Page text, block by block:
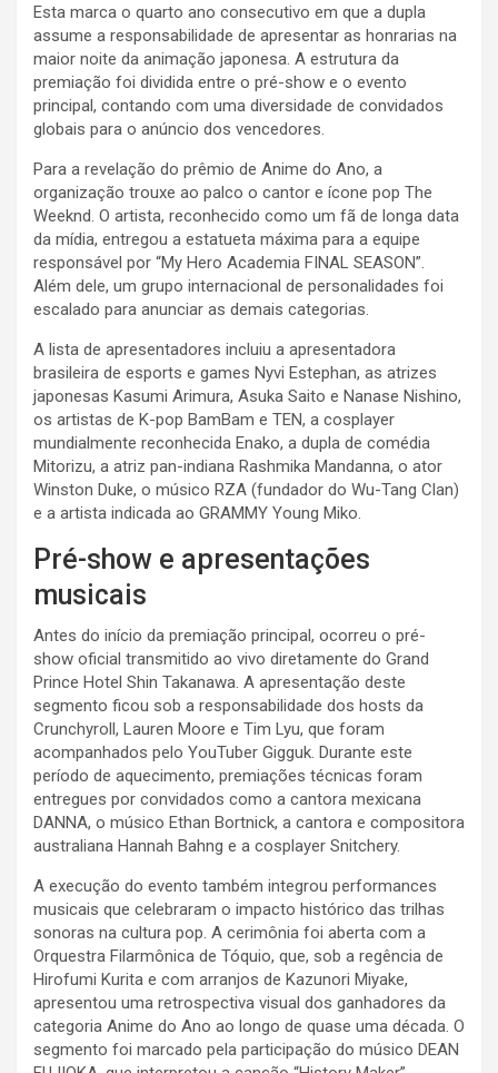
Esta marca o quarto ano consecutivo em que a dupla
assume a responsabilidade de apresentar as honrarias na
maior noite da animação japonesa. A estrutura da
premiação foi dividida entre o pré-show e o evento
principal, contando com uma diversidade de convidados
globais para o anúncio dos vencedores.
Para a revelação do prêmio de Anime do Ano, a
organização trouxe ao palco o cantor e ícone pop The
Weeknd. O artista, reconhecido como um fã de longa data
da mídia, entregou a estatueta máxima para a equipe
responsável por “My Hero Academia FINAL SEASON”.
Além dele, um grupo internacional de personalidades foi
escalado para anunciar as demais categorias.
A lista de apresentadores incluiu a apresentadora
brasileira de esports e games Nyvi Estephan, as atrizes
japonesas Kasumi Arimura, Asuka Saito e Nanase Nishino,
os artistas de K-pop BamBam e TEN, a cosplayer
mundialmente reconhecida Enako, a dupla de comédia
Mitorizu, a atriz pan-indiana Rashmika Mandanna, o ator
Winston Duke, o músico RZA (fundador do Wu-Tang Clan)
e a artista indicada ao GRAMMY Young Miko.
Pré-show e apresentações
musicais
Antes do início da premiação principal, ocorreu o pré-
show oficial transmitido ao vivo diretamente do Grand
Prince Hotel Shin Takanawa. A apresentação deste
segmento ficou sob a responsabilidade dos hosts da
Crunchyroll, Lauren Moore e Tim Lyu, que foram
acompanhados pelo YouTuber Gigguk. Durante este
período de aquecimento, premiações técnicas foram
entregues por convidados como a cantora mexicana
DANNA, o músico Ethan Bortnick, a cantora e compositora
australiana Hannah Bahng e a cosplayer Snitchery.
A execução do evento também integrou performances
musicais que celebraram o impacto histórico das trilhas
sonoras na cultura pop. A cerimônia foi aberta com a
Orquestra Filarmônica de Tóquio, que, sob a regência de
Hirofumi Kurita e com arranjos de Kazunori Miyake,
apresentou uma retrospectiva visual dos ganhadores da
categoria Anime do Ano ao longo de quase uma década. O
segmento foi marcado pela participação do músico DEAN